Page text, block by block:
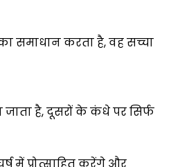
समाधान करता है, वह सच्चा
है, दूसरों के कंधे पर सिर्फ